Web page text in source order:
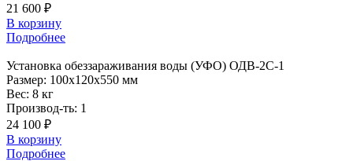
21 600 ₽
В корзину
Подробнее
Установка обеззараживания воды (УФО) ОДВ-2С-1
Размер: 100x120x550 мм
Вес: 8 кг
Производ-ть: 1
24 100 ₽
В корзину
Подробнее